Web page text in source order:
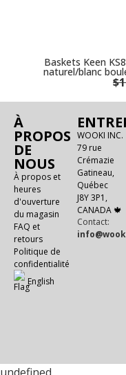
Baskets Keen
naturel/blanc
$
À
PROPOS
DE
NOUS
À propos et
heures
d'ouverture
du magasin
FAQ et
retours
Politique de
confidentialité
English
WOOKI INC.
79 rue
Crémazie
Gatineau,
Québec
J8Y 3P1,
CANADA 🍁
Contact: